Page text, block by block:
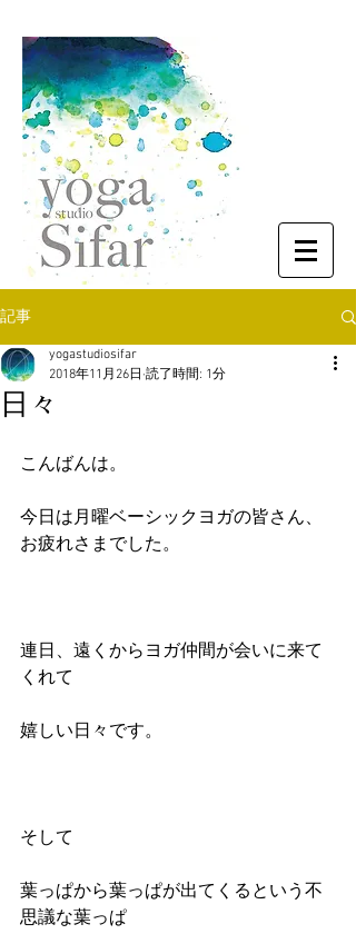
記事
日々
yogastudiosifar
2018年11月26日 読了時間: 1分
こんばんは。
今日は月曜ベーシックヨガの皆さん、
お疲れさまでした。
連日、遠くからヨガ仲間が会いに来て
くれて
嬉しい日々です。
そして
葉っぱから葉っぱが出てくるという不
思議な葉っぱ